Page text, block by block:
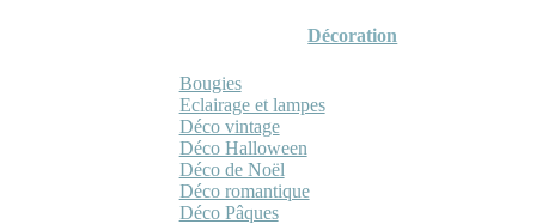
Décoration
Bougies
Eclairage et lampes
Déco vintage
Déco Halloween
Déco de Noël
Déco romantique
Déco Pâques